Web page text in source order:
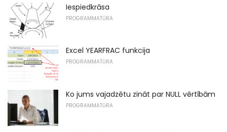
Iespiedkrāsa
PROGRAMMATŪRA
Excel YEARFRAC funkcija
PROGRAMMATŪRA
Ko jums vajadzētu zināt par NULL vērtībām
PROGRAMMATŪRA